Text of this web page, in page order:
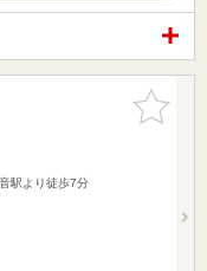
お気に入
りに追加
駅より徒歩7分